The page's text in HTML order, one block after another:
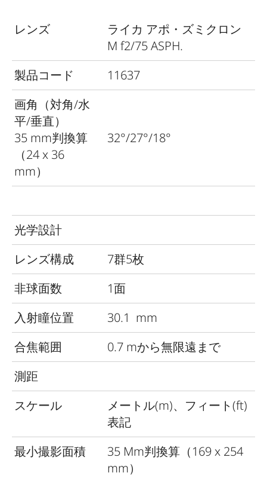
レンズ
ライカ アポ・ズミクロン
M f2/75 ASPH.
製品コード
11637
画角（対角/水
平/垂直）
35 mm判換算
（24 x 36
mm）
32°/27°/18°
光学設計
レンズ構成
7群5枚
非球面数
1面
入射瞳位置
30.1 mm
合焦範囲
0.7 mから無限遠まで
測距
スケール
メートル(m)、フィート(ft)
表記
最小撮影面積
35 Mm判換算（169 x 254
mm）